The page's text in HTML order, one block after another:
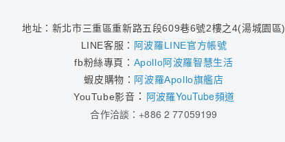
地址：新北市三重區重新路五段609巷6號2樓之4(湯城園區)
LINE客服： 阿波羅LINE官方帳號
fb粉絲專頁： Apollo阿波羅智慧生活
蝦皮購物： 阿波羅Apollo旗艦店
YouTube影音 ： 阿波羅YouTube頻道
合作洽談：+886 2 77059199